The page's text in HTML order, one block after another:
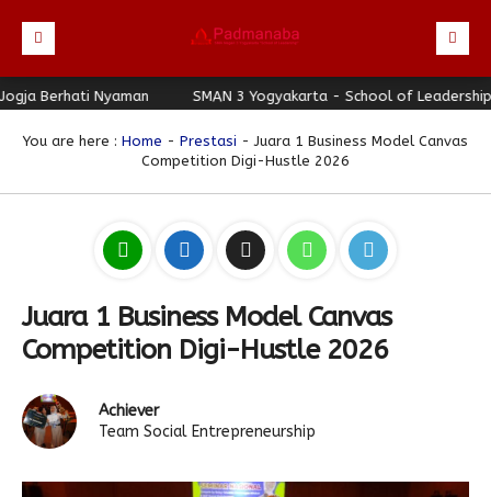
Beranda
Profil
Struktur Organisasi
Pengumuman
Guru & Karyawan
Karya Siswa
Progresif #37
Fasilitas
Eskul
Bulletin
Padnews
Majalah Progresif
Link Referensi
Event Padmanaba
PPDB
Nyaman SMAN 3 Yogyakarta - School of Leadership -
You are here : Home - Prestasi - Juara 1 Business Model Canvas
Competition Digi-Hustle 2026
Juara 1 Business Model Canvas
Competition Digi-Hustle 2026
Achiever
Team Social Entrepreneurship